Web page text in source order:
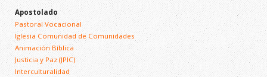
Apostolado
Pastoral Vocacional
Iglesia Comunidad de Comunidades
Animación Bíblica
Justicia y Paz (JPIC)
Interculturalidad